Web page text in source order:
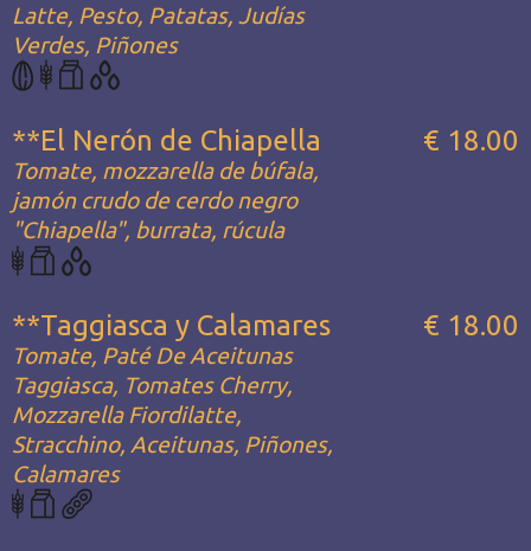
Latte, Pesto, Patatas, Judías
Verdes, Piñones
**El Nerón de Chiapella
Tomate, mozzarella de búfala,
jamón crudo de cerdo negro
"Chiapella", burrata, rúcula
€ 18.00
**Taggiasca y Calamares
Tomate, Paté De Aceitunas
Taggiasca, Tomates Cherry,
Mozzarella Fiordilatte,
Stracchino, Aceitunas, Piñones,
Calamares
€ 18.00